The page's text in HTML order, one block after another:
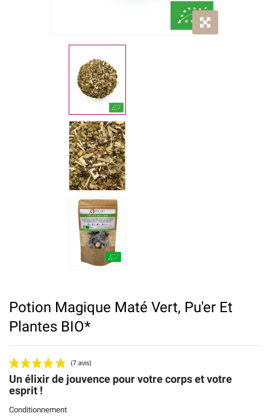
Potion Magique Maté Vert, Pu'er Et
Plantes BIO*
Un élixir de jouvence pour votre corps et votre
esprit !
Conditionnement